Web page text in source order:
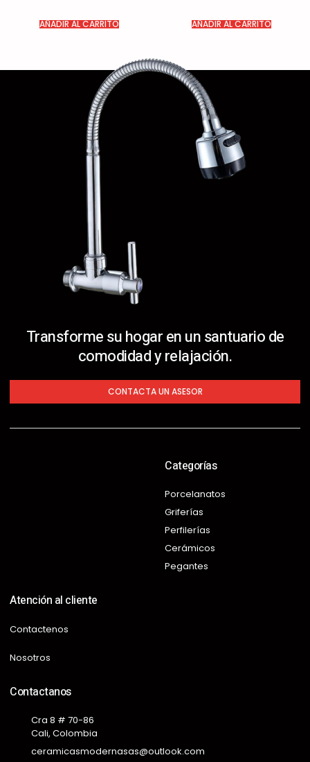
AÑADIR AL CARRITO AÑADIR AL CARRITO
Transforme su hogar en un santuario de
comodidad y relajación.
CONTACTA UN ASESOR
Categorías
Porcelanatos
Griferías
Perfilerías
Cerámicos
Pegantes
Atención al cliente
Contactenos
Nosotros
Contactanos
Cra 8 # 70-86
Cali, Colombia
ceramicasmodernasas@outlook.com